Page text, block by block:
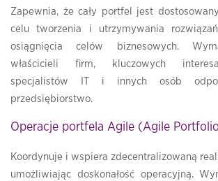
Zapewnia, że ​​cały portfel jest
celu tworzenia i utrzymywania
osiągnięcia celów biznesowych.
właścicieli firm, kluczowych
specjalistów IT i innych osób
przedsiębiorstwo.
Operacje portfela Agile (Agile
Koordynuje i wspiera zdecentralizowaną
umożliwiając doskonałość operacyjną.